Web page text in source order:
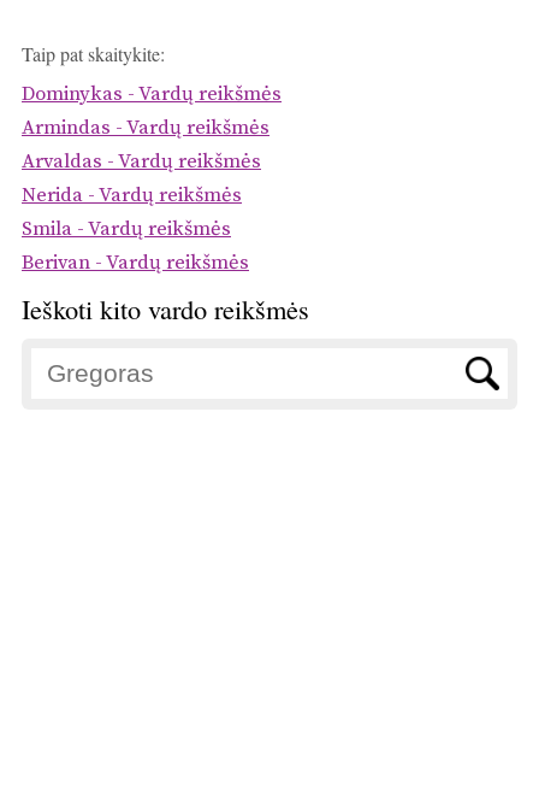
Taip pat skaitykite:
Dominykas - Vardų reikšmės
Armindas - Vardų reikšmės
Arvaldas - Vardų reikšmės
Nerida - Vardų reikšmės
Smila - Vardų reikšmės
Berivan - Vardų reikšmės
Ieškoti kito vardo reikšmės